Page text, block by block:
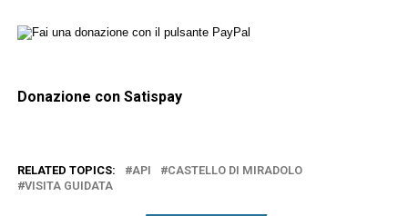
Donazione con Satispay
RELATED TOPICS: API
CASTELLO DI MIRADOLO
VISITA GUIDATA